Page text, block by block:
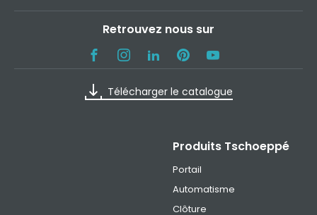
Retrouvez nous sur
Télécharger le catalogue
Produits Tschoeppé
Portail
Automatisme
Clôture